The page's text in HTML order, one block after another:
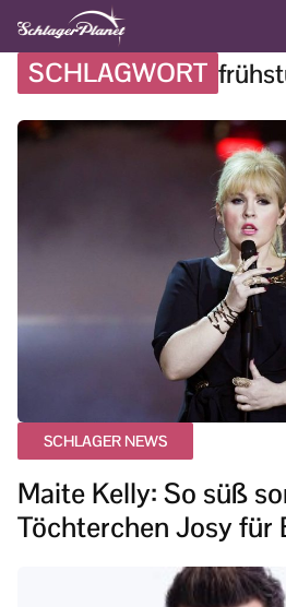
SCHLAGWORT
SCHLAGER NEWS
Maite Kelly: So süß
Töchterchen Josy für